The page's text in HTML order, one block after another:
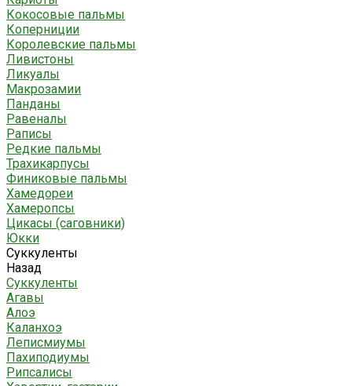
Кокосовые пальмы
Коперниции
Королевские пальмы
Ливистоны
Ликуалы
Макрозамии
Панданы
Равеналы
Раписы
Редкие пальмы
Трахикарпусы
Финиковые пальмы
Хамедореи
Хамеропсы
Цикасы (саговники)
Юкки
Суккуленты
Назад
Суккуленты
Агавы
Алоэ
Каланхоэ
Леписмиумы
Пахиподиумы
Рипсалисы